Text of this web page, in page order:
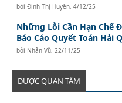
bởiĐinh Thị Huyền,4/12/25
Những Lỗi Cần Hạn Chế
Báo Cáo Quyết Toán Hải
bởi Nhân Vũ, 22/11/25
ĐƯỢC QUAN TÂM